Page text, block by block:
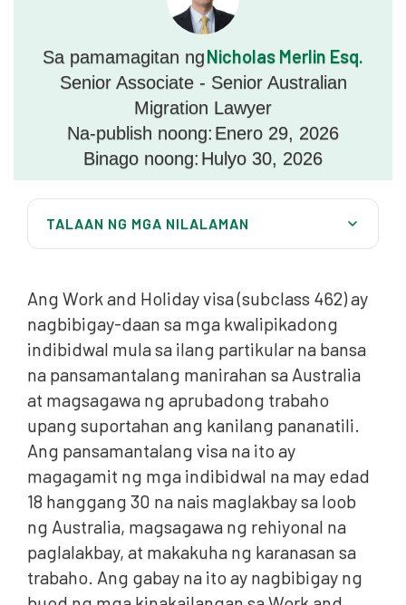
Sa pamamagitan ngNicholas Merlin Esq.
Senior Associate - Senior Australian
Migration Lawyer
Na-publish noong: Enero 29, 2026
Binago noong: Hulyo 30, 2026
TALAAN NG MGA NILALAMAN
Mga Pangunahing Benepisyo ng Subclass 462 Visa
Sino ang Maaaring Mag-apply para sa Subclass 462
Visa?
Mga Kondisyon sa Trabaho at Pag-aaral sa isang
Subclass 462 Visa
Tinukoy na Trabaho para sa Pangalawa at
Pangatlong Subclass 462 Visas
Mga Update sa Pagbangon Mula sa Sakuna at mga
Gawaing Pangkalusugan
Pangalawa at Pangatlong Opsyon sa Work at
Holiday Visa
Proseso ng Aplikasyon para sa Subclass 462 Visa
Ang Work and Holiday visa (subclass 462) ay
nagbibigay-daan sa mga kwalipikadong
indibidwal mula sa ilang partikular na bansa
na pansamantalang manirahan sa Australia
at magsagawa ng aprubadong trabaho
upang suportahan ang kanilang pananatili.
Ang pansamantalang visa na ito ay
magagamit ng mga indibidwal na may edad
18 hanggang 30 na nais maglakbay sa loob
ng Australia, magsagawa ng rehiyonal na
paglalakbay, at makakuha ng karanasan sa
trabaho. Ang gabay na ito ay nagbibigay ng